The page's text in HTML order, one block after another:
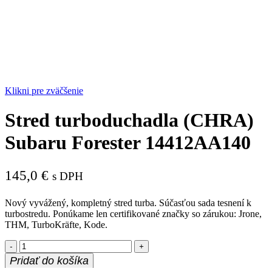
Klikni pre zväčšenie
Stred turboduchadla (CHRA)
Subaru Forester 14412AA140
145,0 € s DPH
Nový vyvážený, kompletný stred turba. Súčasťou sada tesnení k
turbostredu. Ponúkame len certifikované značky so zárukou: Jrone,
THM, TurboKräfte, Kode.
množstvo
Stred
Pridať do košíka